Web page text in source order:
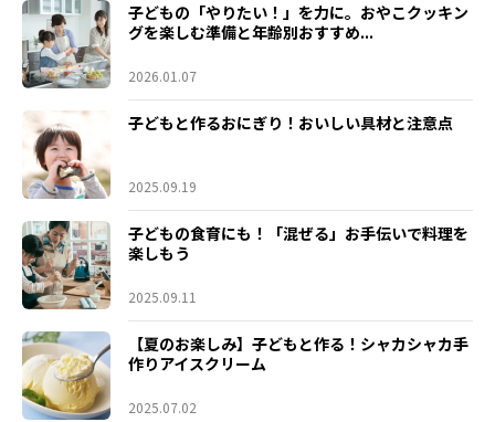
子どもの「やりたい！」を力に。おやこクッキン
グを楽しむ準備と年齢別おすすめ...
2026.01.07
子どもと作るおにぎり！おいしい具材と注意点
2025.09.19
子どもの食育にも！「混ぜる」お手伝いで料理を
楽しもう
2025.09.11
【夏のお楽しみ】子どもと作る！シャカシャカ手
作りアイスクリーム
2025.07.02